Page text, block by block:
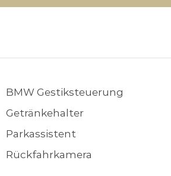
BMW Gestiksteuerung
Getränkehalter
Parkassistent
Rückfahrkamera